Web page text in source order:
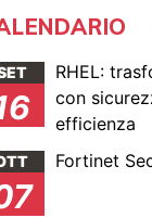
RHEL:
con
efficienza
Fortinet